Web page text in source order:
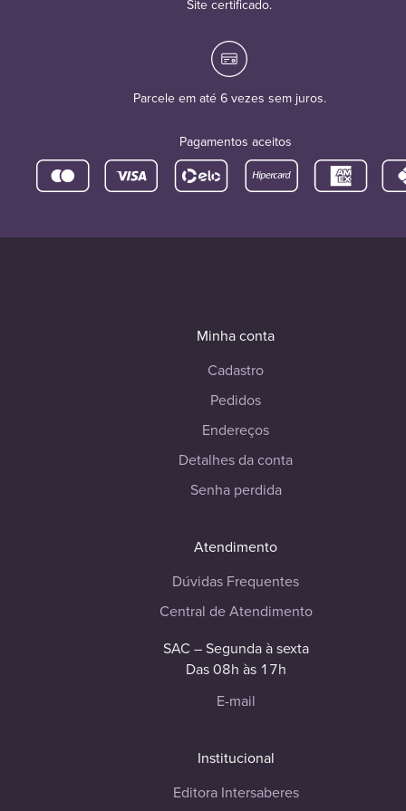
Site certificado.
Parcele em até 6 vezes sem juros.
Pagamentos aceitos
Minha conta
Cadastro
Pedidos
Endereços
Detalhes da conta
Senha perdida
Atendimento
Dúvidas Frequentes
Central de Atendimento
SAC – Segunda à sexta
Das 08h às 17h
E-mail
Institucional
Editora Intersaberes